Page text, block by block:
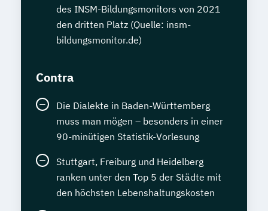
des INSM-Bildungsmonitors von 2021
den dritten Platz (Quelle: insm-
bildungsmonitor.de)
Contra
Die Dialekte in Baden-Württemberg
muss man mögen – besonders in einer
90-minütigen Statistik-Vorlesung
Stuttgart, Freiburg und Heidelberg
ranken unter den Top 5 der Städte mit
den höchsten Lebenshaltungskosten